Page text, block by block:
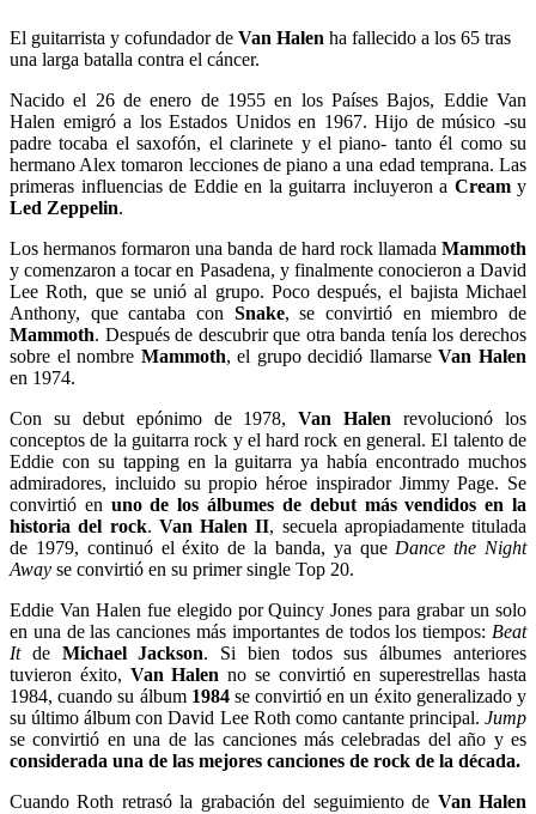
El guitarrista y cofundador de Van Halen ha fallecido a los 65 tras
una larga batalla contra el cáncer.
Nacido el 26 de enero de 1955 en los Países Bajos, Eddie Van
Halen emigró a los Estados Unidos en 1967. Hijo de músico -su
padre tocaba el saxofón, el clarinete y el piano- tanto él como su
hermano Alex tomaron lecciones de piano a una edad temprana. Las
primeras influencias de Eddie en la guitarra incluyeron a Creamy
Led Zeppelin.
Los hermanos formaron una banda de hard rock llamada Mammoth
y comenzaron a tocar en Pasadena, y finalmente conocieron a David
Lee Roth, que se unió al grupo. Poco después, el bajista Michael
Anthony, que cantaba con Snake, se convirtió en miembro de
Mammoth. Después de descubrir que otra banda tenía los derechos
sobre el nombre Mammoth, el grupo decidió llamarseVan Halen
en 1974.
Con su debut epónimo de 1978,Van Halen revolucionó los
conceptos de la guitarra rock y el hard rock en general. El talento de
Eddie con su tapping en la guitarra ya había encontrado muchos
admiradores, incluido su propio héroe inspirador Jimmy Page. Se
convirtió en uno de los álbumes de debut más vendidos en la
historia del rock. Van Halen II, secuela apropiadamente titulada
de 1979, continuó el éxito de la banda, ya que Dance the Night
Away se convirtió en su primer single Top 20.
Eddie Van Halen fue elegido por Quincy Jones para grabar un solo
en una de las canciones más importantes de todos los tiempos: Beat
Itde Michael Jackson. Si bien todos sus álbumes anteriores
tuvieron éxito, Van Halen no se convirtió en superestrellas hasta
1984, cuando su álbum 1984se convirtió en un éxito generalizado y
su último álbum con David Lee Roth como cantante principal. Jump
se convirtió en una de las canciones más celebradas del año y es
considerada una de las mejores canciones de rock de la década.
Cuando Roth retrasó la grabación del seguimiento de Van Halen